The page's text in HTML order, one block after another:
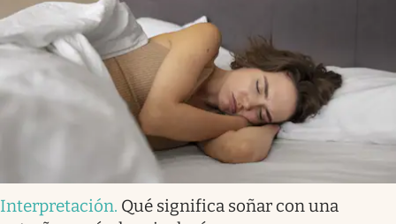
Interpretación. Qué significa soñar con una